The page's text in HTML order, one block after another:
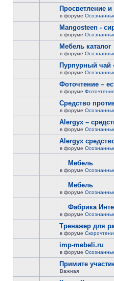
Просветление и
в форуме
Mangosteen -
в форуме
Мебель каталог
в форуме
Пурпурный чай
в форуме
Фоточтение –
в форуме Фоточтение
Cредство
в форуме
Alergyx –
в форуме
Alergyx
в форуме
Мебель
в форуме
Мебель
в форуме
Фабрика
в форуме
Тренажер для
в форуме
imp-mebeli.ru
в форуме
Примите
Важная